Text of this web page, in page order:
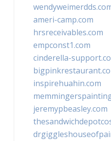
ameri-camp.com
hrsreceivables.com
empconst1.com
cinderella-
inspirehuahin.com
jeremypbeasley.com